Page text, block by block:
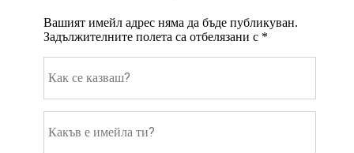
Вашият имейл адрес няма да бъде публикуван.
Задължителните полета са отбелязани с *